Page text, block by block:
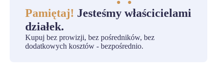
Pamiętaj! Jesteśmy właścicielami
działek.
Kupuj bez prowizji, bez pośredników, bez
dodatkowych kosztów - bezpośrednio.